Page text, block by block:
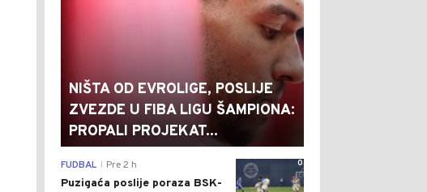
NIŠTA OD EVROLIGE, POSLIJE
ZVEZDE U FIBA LIGU ŠAMPIONA:
PROPALI PROJEKAT...
0
FUDBAL Pre 2 h
Puzigaća poslije poraza BSK-